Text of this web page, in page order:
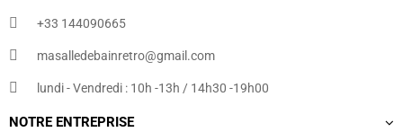
+33 144090665​
masalledebainretro@gmail.com
lundi - Vendredi : 10h -13h / 14h30 -19h00
NOTRE ENTREPRISE